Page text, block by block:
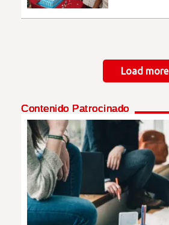
Load more
Contenido Patrocinado